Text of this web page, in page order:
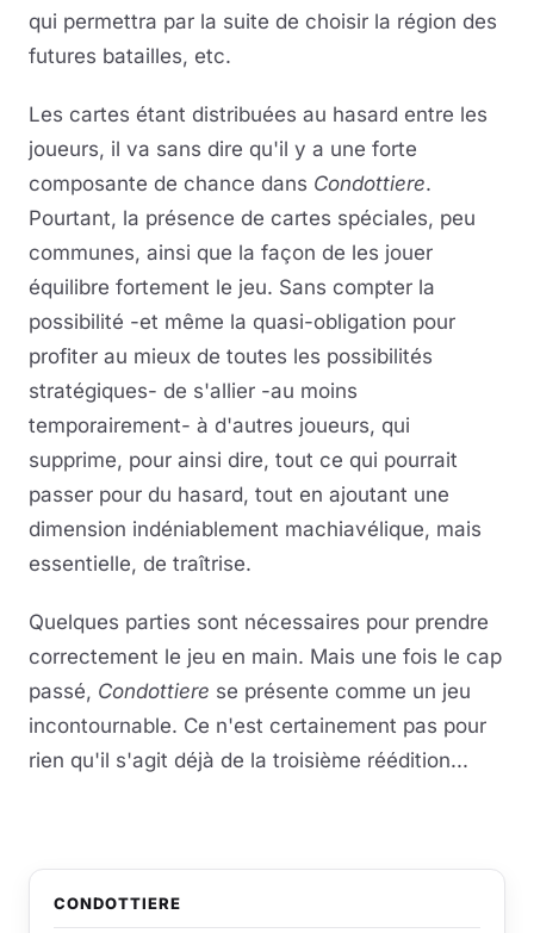
qui permettra par la suite de choisir la région des
futures batailles, etc.
Les cartes étant distribuées au hasard entre les
joueurs, il va sans dire qu'il y a une forte
composante de chance dans Condottiere.
Pourtant, la présence de cartes spéciales, peu
communes, ainsi que la façon de les jouer
équilibre fortement le jeu. Sans compter la
possibilité -et même la quasi-obligation pour
profiter au mieux de toutes les possibilités
stratégiques- de s'allier -au moins
temporairement- à d'autres joueurs, qui
supprime, pour ainsi dire, tout ce qui pourrait
passer pour du hasard, tout en ajoutant une
dimension indéniablement machiavélique, mais
essentielle, de traîtrise.
Quelques parties sont nécessaires pour prendre
correctement le jeu en main. Mais une fois le cap
passé, Condottiere se présente comme un jeu
incontournable. Ce n'est certainement pas pour
rien qu'il s'agit déjà de la troisième réédition...
CONDOTTIERE